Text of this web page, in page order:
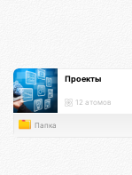
Проекты
12 атомов
Папка